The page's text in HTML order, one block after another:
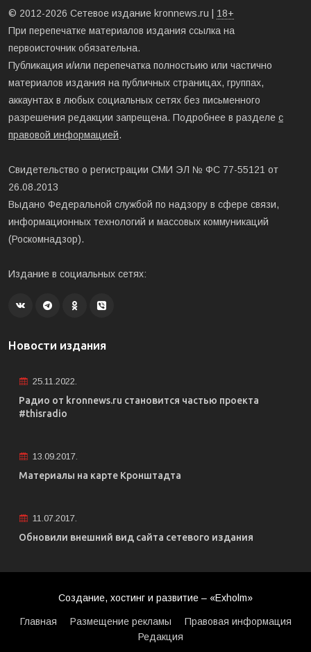
© 2012-2026 Сетевое издание kronnews.ru | 18+
При перепечатке материалов издания ссылка на
первоисточник обязательна.
Публикация и/или перепечатка полностьию или частично
материалов издания на публичных страницах, группах,
аккаунтах в любых социальных сетях без письменного
разрешения редакции запрещена. Подробнее в разделе с
правовой информацией.
Свидетельство о регистрации СМИ ЭЛ № ФС 77-55121 от
26.08.2013
Выдано Федеральной службой по надзору в сфере связи,
информационных технологий и массовых коммуникаций
(Роскомнадзор).
Издание в социальных сетях:
Новости издания
25.11.2022.
Радио от kronnews.ru становится частью проекта
#thisradio
13.09.2017.
Материалы на карте Кронштадта
11.07.2017.
Обновили внешний вид сайта сетевого издания
Создание, хостинг и развитие – «Exholm»
Главная Размещение рекламы
Правовая информация
Редакция